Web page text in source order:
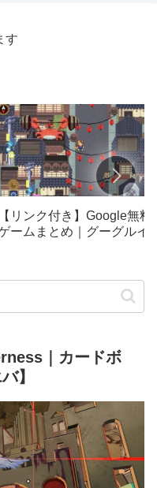
す
【リンク付き】Google無料
ームまとめ｜グーグルイ
etc…
｜カードボ
】